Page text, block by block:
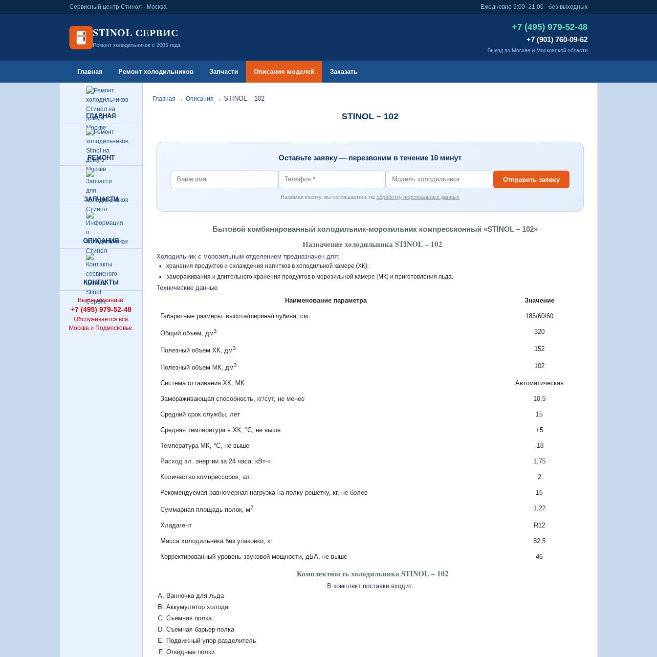
Сервисный центр Стинол · Москва Ежедневно 9:00–21:00 · без выходных
STINOL СЕРВИС
Ремонт холодильников с 2005 года
+7 (495) 979-52-48
+7 (901) 760-09-62
Выезд по Москве и Московской области
Главная Ремонт холодильников Запчасти Описания моделей Заказать
ГЛАВНАЯ
РЕМОНТ
ЗАПЧАСТИ
ОПИСАНИЯ
КОНТАКТЫ
Вызов механика:
+7 (495) 979-52-48
Обслуживается вся
Москва и Подмосковье.
Главная → Описания → STINOL – 102
STINOL – 102
Оставьте заявку — перезвоним в течение 10 минут
Отправить заявку
Нажимая кнопку, вы соглашаетесь на обработку персональных данных
Бытовой комбинированный холодильник-морозильник компрессионный «STINOL – 102»
Назначение холодильника STINOL – 102
Холодильник с морозильным отделением предназначен для:
хранения продуктов и охлаждения напитков в холодильной камере (ХК);
замораживания и длительного хранения продуктов в морозильной камере (МК) и приготовления льда.
Технические данные
Наименование параметра
Значение
Габаритные размеры: высота/ширина/глубина, см 185/60/60
Общий объем, дм3 320
Полезный объем ХК, дм3 152
Полезный объем МК, дм3 102
Система оттаивания ХК, МК Автоматическая
Замораживающая способность, кг/сут, не менее 10,5
Средний срок службы, лет 15
Средняя температура в ХК, °С, не выше +5
Температура МК, °С, не выше -18
Расход эл. энергии за 24 часа, кВт-ч 1,75
Количество компрессоров, шт. 2
Рекомендуемая равномерная нагрузка на полку-решетку, кг, не более 16
Суммарная площадь полок, м2 1,22
Хладагент R12
Масса холодильника без упаковки, кг 82,5
Корректированный уровень звуковой мощности, дБА, не выше 46
Комплектность холодильника STINOL – 102
В комплект поставки входит:
Ванночка для льда
Аккумулятор холода
Съемная полка
Съемная барьер-полка
Подвижный упор-разделитель
Откидные полки